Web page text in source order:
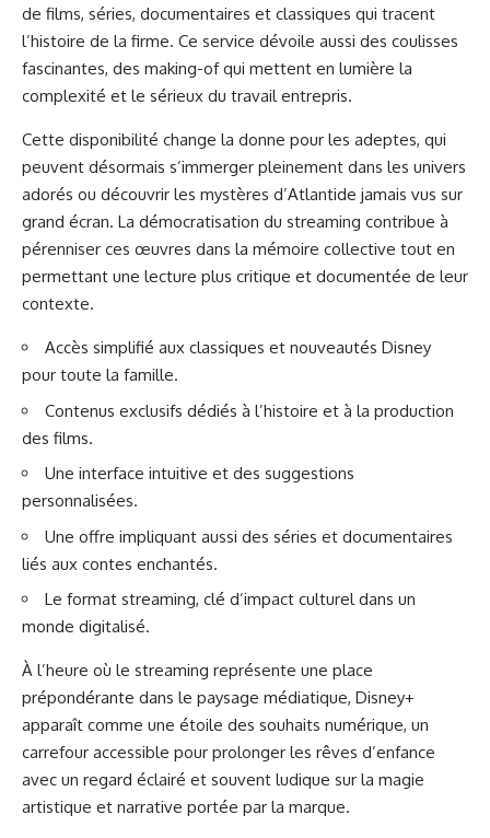
de films, séries, documentaires et classiques qui tracent
l’histoire de la firme. Ce service dévoile aussi des coulisses
fascinantes, des making-of qui mettent en lumière la
complexité et le sérieux du travail entrepris.
Cette disponibilité change la donne pour les adeptes, qui
peuvent désormais s’immerger pleinement dans les univers
adorés ou découvrir les mystères d’Atlantide jamais vus sur
grand écran. La démocratisation du streaming contribue à
pérenniser ces œuvres dans la mémoire collective tout en
permettant une lecture plus critique et documentée de leur
contexte.
Accès simplifié aux classiques et nouveautés Disney
pour toute la famille.
Contenus exclusifs dédiés à l’histoire et à la production
des films.
Une interface intuitive et des suggestions
personnalisées.
Une offre impliquant aussi des séries et documentaires
liés aux contes enchantés.
Le format streaming, clé d’impact culturel dans un
monde digitalisé.
À l’heure où le streaming représente une place
prépondérante dans le paysage médiatique, Disney+
apparaît comme une étoile des souhaits numérique, un
carrefour accessible pour prolonger les rêves d’enfance
avec un regard éclairé et souvent ludique sur la magie
artistique et narrative portée par la marque.